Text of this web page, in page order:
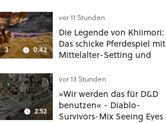
Deal
3 0:42
vor 11 Stunden
Die Legende von Khiimori:
Das schicke Pferdespiel mit
Mittelalter-Setting und
noch größer und
gefährlicher
2:52
vor 13 Stunden
»Wir werden das für D&D
benutzen« - Diablo-
Survivors-Mix Seeing Eyes